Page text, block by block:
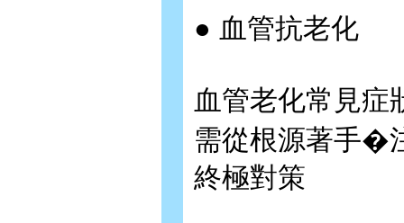
● 血管抗老化
血管老化常見
需從根源著手�
終極對策